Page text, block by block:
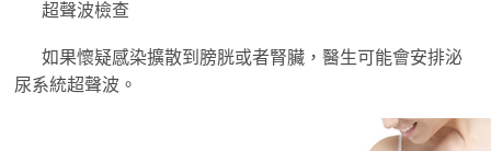
超聲波檢查
如果懷疑感染擴散到膀胱或者腎臟，醫生可能會安排泌
尿系統超聲波。